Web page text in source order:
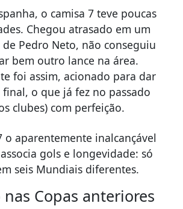
o camisa 7 teve poucas
Chegou atrasado em um
Pedro Neto, não conseguiu
bem outro lance na área.
foi assim, acionado para dar
o que já fez no passado
clubes) com perfeição.
o aparentemente inalcançável
gols e longevidade: só
seis Mundiais diferentes.
Copas anteriores